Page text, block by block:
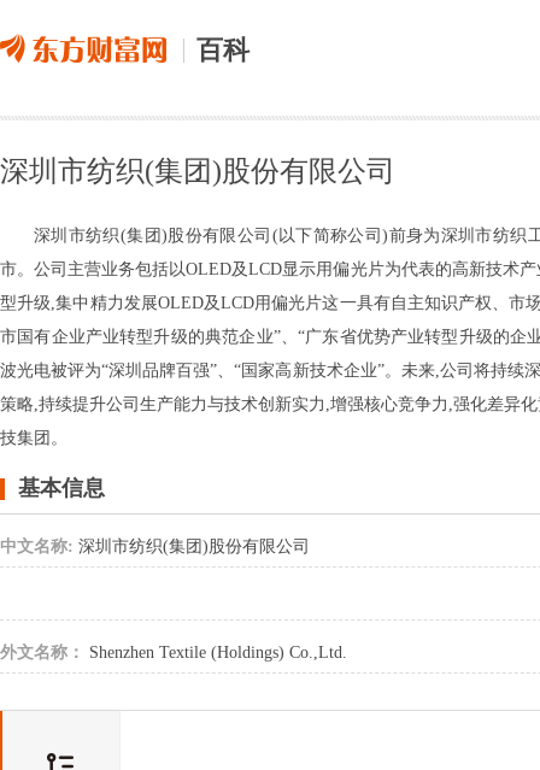
百科
深圳市纺织(集团)股份有限公司
深圳市纺织(集团)股份有限公司(以下简称公司)前身为深圳市纺织
市。公司主营业务包括以OLED及LCD显示用偏光片为代表的高新技术
型升级,集中精力发展OLED及LCD用偏光片这一具有自主知识产权、
市国有企业产业转型升级的典范企业”、“广东省优势产业转型升级的企
波光电被评为“深圳品牌百强”、“国家高新技术企业”。未来,公司将持
策略,持续提升公司生产能力与技术创新实力,增强核心竞争力,强化差异
技集团。
基本信息
中文名称: 深圳市纺织(集团)股份有限公司
外文名称： Shenzhen Textile (Holdings) Co.,Ltd.